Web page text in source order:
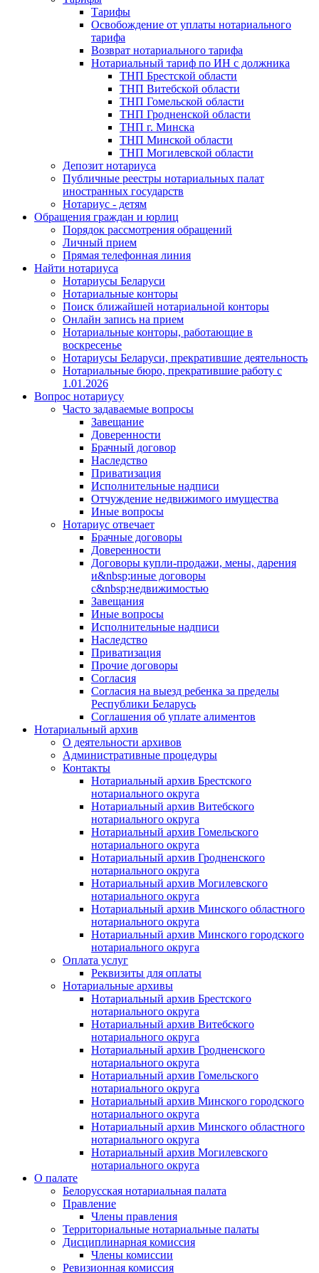
Тарифы
Освобождение от уплаты нотариального
тарифа
Возврат нотариального тарифа
Нотариальный тариф по ИН с должника
ТНП Брестской области
ТНП Витебской области
ТНП Гомельской области
ТНП Гродненской области
ТНП г. Минска
ТНП Минской области
ТНП Могилевской области
Депозит нотариуса
Публичные реестры нотариальных палат
иностранных государств
Нотариус - детям
Обращения граждан и юрлиц
Порядок рассмотрения обращений
Личный прием
Прямая телефонная линия
Найти нотариуса
Нотариусы Беларуси
Нотариальные конторы
Поиск ближайшей нотариальной конторы
Онлайн запись на прием
Нотариальные конторы, работающие в
воскресенье
Нотариусы Беларуси, прекратившие деятельность
Нотариальные бюро, прекратившие работу с
1.01.2026
Вопрос нотариусу
Часто задаваемые вопросы
Завещание
Доверенности
Брачный договор
Наследство
Приватизация
Исполнительные надписи
Отчуждение недвижимого имущества
Иные вопросы
Нотариус отвечает
Брачные договоры
Доверенности
Договоры купли-продажи, мены, дарения
и&nbsp;иные договоры
с&nbsp;недвижимостью
Завещания
Иные вопросы
Исполнительные надписи
Наследство
Приватизация
Прочие договоры
Согласия
Согласия на выезд ребенка за пределы
Республики Беларусь
Соглашения об уплате алиментов
Нотариальный архив
О деятельности архивов
Административные процедуры
Контакты
Нотариальный архив Брестского
нотариального округа
Нотариальный архив Витебского
нотариального округа
Нотариальный архив Гомельского
нотариального округа
Нотариальный архив Гродненского
нотариального округа
Нотариальный архив Могилевского
нотариального округа
Нотариальный архив Минского областного
нотариального округа
Нотариальный архив Минского городского
нотариального округа
Оплата услуг
Реквизиты для оплаты
Нотариальные архивы
Нотариальный архив Брестского
нотариального округа
Нотариальный архив Витебского
нотариального округа
Нотариальный архив Гродненского
нотариального округа
Нотариальный архив Гомельского
нотариального округа
Нотариальный архив Минского городского
нотариального округа
Нотариальный архив Минского областного
нотариального округа
Нотариальный архив Могилевского
нотариального округа
О палате
Белорусская нотариальная палата
Правление
Члены правления
Территориальные нотариальные палаты
Дисциплинарная комиссия
Члены комиссии
Ревизионная комиссия